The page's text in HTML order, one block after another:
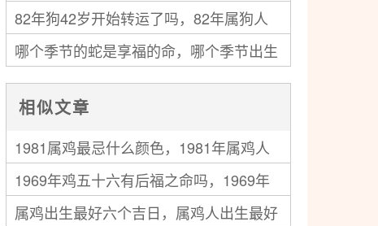
猪人未来十年运气
82年狗42岁开始转运了吗，82年属狗人
中年运势走向如何
哪个季节的蛇是享福的命，哪个季节出生
的蛇最好命
相似文章
1981属鸡最忌什么颜色，1981年属鸡人
禁忌的颜色
1969年鸡五十六有后福之命吗，1969年
属鸡人56岁后命运
属鸡出生最好六个吉日，属鸡人出生最好